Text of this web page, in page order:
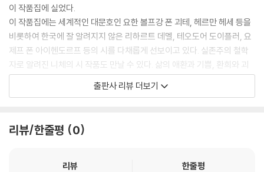
이 작품집에 실었다.
이 작품집에는 세계적인 대문호인 요한 볼프강 폰 괴테, 헤르만 헤세 등을
비롯하여 한국에 잘 알려지지 않은 리하르트 데멜, 테오도어 도이플러, 요
제프 폰 아이헨도르프 등의 시를 다채롭게 선보이고 있다. 실존주의 철학
자로 알려진 니체의 시 작품도 만날 수 있다. 삶의 애환과 기쁨, 환희와 괴
로움, 사랑과 이별 등 인간의 내밀하고도 깊은 정서와 자연의 아름다움 등
을 노래한 각각의 시들이 수록되어 있다. 각각의 시편들이 주는 울림과 감
옮긴이의 말
다른 나라의 시(詩)를 우리말로 옮긴다는 것은, 아시다시피 불가능한 일
출판사 리뷰 더보기
리뷰/한줄평 0
리뷰
한줄평